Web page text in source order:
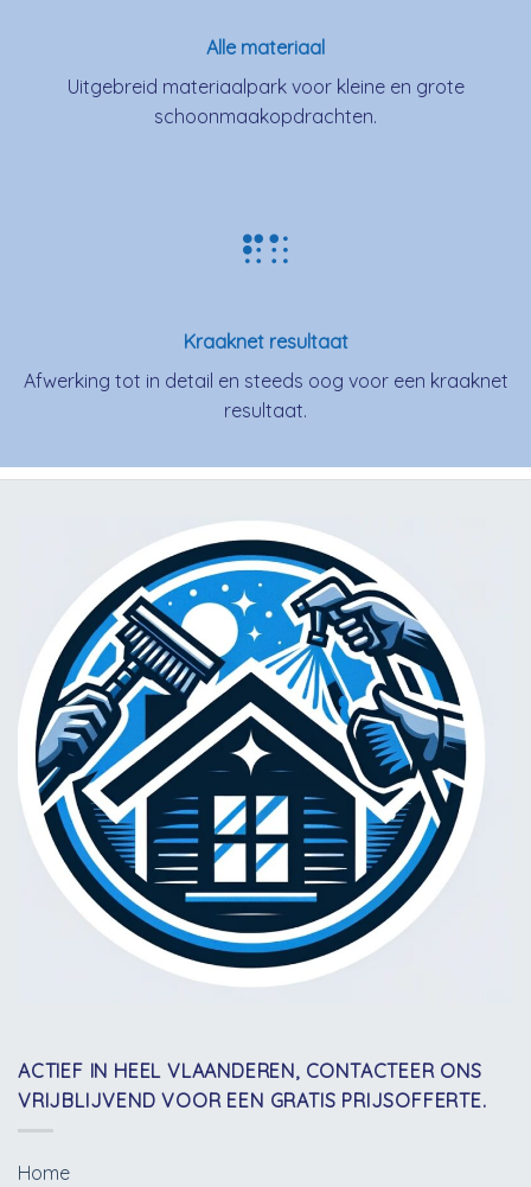
Alle materiaal
Uitgebreid materiaalpark voor kleine en grote
schoonmaakopdrachten.
Kraaknet resultaat
Afwerking tot in detail en steeds oog voor een kraaknet
resultaat.
ACTIEF IN HEEL VLAANDEREN, CONTACTEER ONS
VRIJBLIJVEND VOOR EEN GRATIS PRIJSOFFERTE.
Home